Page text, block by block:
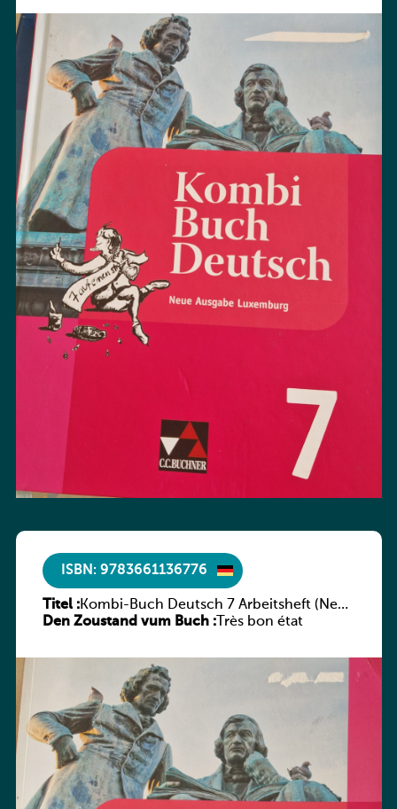
ISBN: 9783661136776
Titel :Kombi-Buch Deutsch 7 Arbeitsheft (Neue
Ausgabe Luxemburg)
Den Zoustand vum Buch :Très bon état